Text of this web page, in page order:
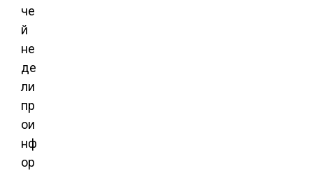
че
й
не
де
ли
пр
ои
нф
ор